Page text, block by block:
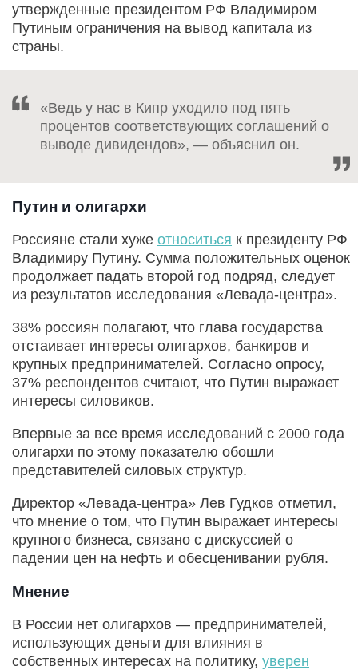
утвержденные президентом РФ Владимиром
Путиным ограничения на вывод капитала из
страны.
«Ведь у нас в Кипр уходило под пять
процентов соответствующих соглашений о
выводе дивидендов», — объяснил он.
Путин и олигархи
Россияне стали хуже относиться к президенту РФ
Владимиру Путину. Сумма положительных оценок
продолжает падать второй год подряд, следует
из результатов исследования «Левада-центра».
38% россиян полагают, что глава государства
отстаивает интересы олигархов, банкиров и
крупных предпринимателей. Согласно опросу,
37% респондентов считают, что Путин выражает
интересы силовиков.
Впервые за все время исследований с 2000 года
олигархи по этому показателю обошли
представителей силовых структур.
Директор «Левада-центра» Лев Гудков отметил,
что мнение о том, что Путин выражает интересы
крупного бизнеса, связано с дискуссией о
падении цен на нефть и обесценивании рубля.
Мнение
В России нет олигархов — предпринимателей,
использующих деньги для влияния в
собственных интересах на политику, уверен